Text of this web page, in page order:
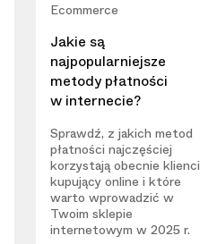
Ecommerce
Jakie są
najpopularniejsze
metody płatności
w internecie?
Sprawdź, z jakich metod
płatności najczęściej
korzystają obecnie klienci
kupujący online i które
warto wprowadzić w
Twoim sklepie
internetowym w 2025 r.